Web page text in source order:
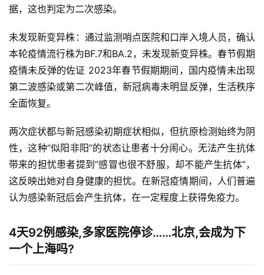
据，这也判定为二次感染。
未发现新变异株：通过监测哨点医院和口岸入境人员，确认
本轮疫情流行株为BF.7和BA.2，未发现新变异株。春节假期
疫情未反弹的佐证 2023年春节假期期间，国内疫情未出现
第二波感染或第二次峰值，新冠病毒未明显反弹，生活秩序
全面恢复。
两次症状都与新冠感染初期症状相似，但抗原检测始终为阴
性，这种“似阳非阳”的状态让患者十分闹心。无法产生抗体
带来的担忧患者提到“感冒也很不舒服，却不能产生抗体”，
这反映出她对自身健康的担忧。在新冠疫情期间，人们普遍
认为感染新冠后会产生抗体，在一定程度上获得免疫力。
4天92例感染,多家医院停诊……北京,会成为下
一个上海吗?